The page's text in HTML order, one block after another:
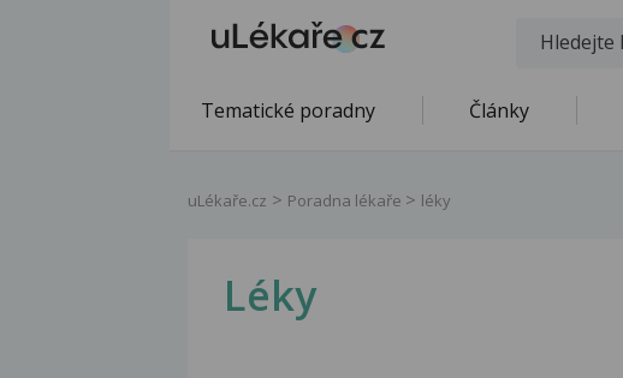
Tematické poradny Články
uLékaře.cz Poradna lékaře léky
Léky